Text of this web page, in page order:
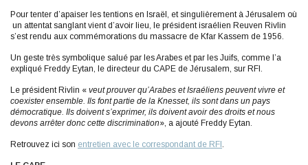
Pour tenter d’apaiser les tentions en Israël, et singulièrement à Jérusalem où
un attentat sanglant vient d’avoir lieu, le président israélien Reuven Rivlin
s’est rendu aux commémorations du massacre de Kfar Kassem de 1956.
Un geste très symbolique salué par les Arabes et par les Juifs, comme l’a
expliqué Freddy Eytan, le directeur du CAPE de Jérusalem, sur RFI.
Le président Rivlin « veut prouver qu’Arabes et Israéliens peuvent vivre et
coexister ensemble. Ils font partie de la Knesset, ils sont dans un pays
démocratique. Ils doivent s’exprimer, ils doivent avoir des droits et nous
devons arrêter donc cette discrimination», a ajouté Freddy Eytan.
Retrouvez ici son entretien avec le correspondant de RFI .